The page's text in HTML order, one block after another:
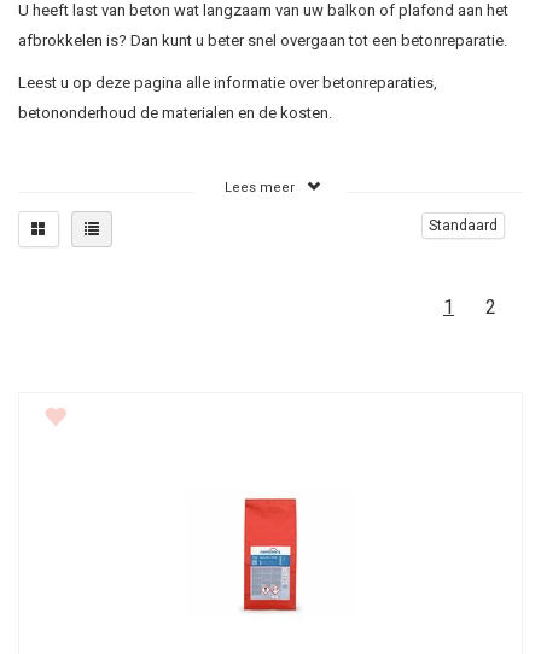
U heeft last van beton wat langzaam van uw balkon of plafond aan het
afbrokkelen is? Dan kunt u beter snel overgaan tot een betonreparatie.
Leest u op deze pagina alle informatie over betonreparaties,
betononderhoud de materialen en de kosten.
Betonreparatie is nodig wanneer er gaten in het beton komen en/of als
betonrot optreedt. Als betonnen elementen zoals uw balkon stuk gaan
fundering staal is verwerkt om zo stevigheid te creëren kan het staal
Op het moment dat het staal uitzet zal het beton los knappen en schade
Als het beton niet goed dicht meer staat of er zitten kleine scheurtjes in
het beton dan kan beton gemakkelijk water aanzuigen en het
Lees meer
Standaard
1 2